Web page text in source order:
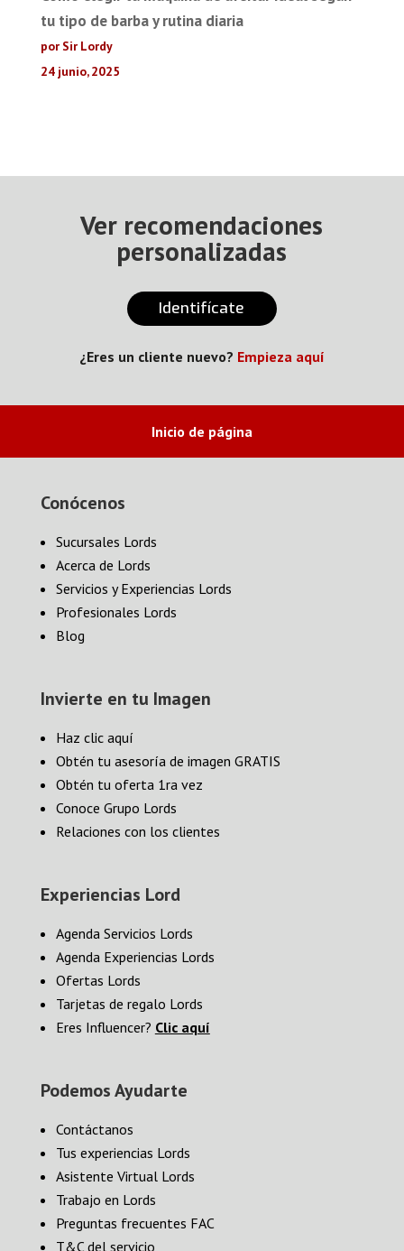
tu tipo de barba y rutina diaria
por Sir Lordy
24 junio, 2025
Ver recomendaciones
personalizadas
Identifícate
¿Eres un cliente nuevo? Empieza aquí
Inicio de página
Conócenos
Sucursales Lords
Acerca de Lords
Servicios y Experiencias Lords
Profesionales Lords
Blog
Invierte en tu Imagen
Haz clic aquí
Obtén tu asesoría de imagen GRATIS
Obtén tu oferta 1ra vez
Conoce Grupo Lords
Relaciones con los clientes
Experiencias Lord
Agenda Servicios Lords
Agenda Experiencias Lords
Ofertas Lords
Tarjetas de regalo Lords
Eres Influencer? Clic aquí
Podemos Ayudarte
Contáctanos
Tus experiencias Lords
Asistente Virtual Lords
Trabajo en Lords
Preguntas frecuentes FAC
T&C del servicio